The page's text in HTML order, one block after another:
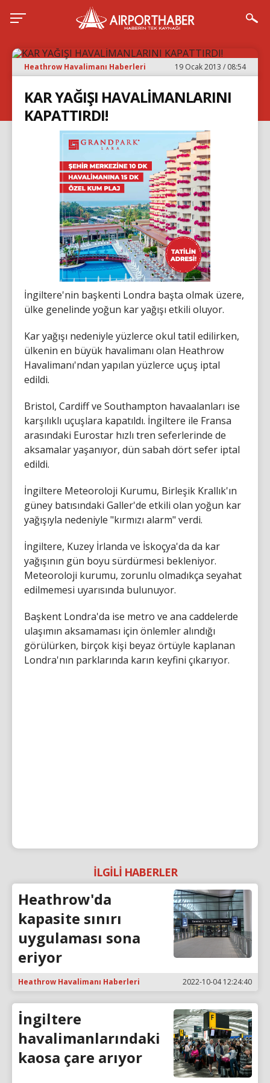
Heathrow Havalimanı Haberleri 19 Ocak 2013 / 08:54
KAR YAĞIŞI HAVALİMANLARINI
KAPATTIRDI!
İngiltere'nin başkenti Londra başta olmak üzere,
ülke genelinde yoğun kar yağışı etkili oluyor.
Kar yağışı nedeniyle yüzlerce okul tatil edilirken,
ülkenin en büyük havalimanı olan Heathrow
Havalimanı'ndan yapılan yüzlerce uçuş iptal
edildi.
Bristol, Cardiff ve Southampton havaalanları ise
karşılıklı uçuşlara kapatıldı. İngiltere ile Fransa
arasındaki Eurostar hızlı tren seferlerinde de
aksamalar yaşanıyor, dün sabah dört sefer iptal
edildi.
İngiltere Meteoroloji Kurumu, Birleşik Krallık'ın
güney batısındaki Galler'de etkili olan yoğun kar
yağışıyla nedeniyle "kırmızı alarm" verdi.
İngiltere, Kuzey İrlanda ve İskoçya'da da kar
yağışının gün boyu sürdürmesi bekleniyor.
Meteoroloji kurumu, zorunlu olmadıkça seyahat
edilmemesi uyarısında bulunuyor.
Başkent Londra'da ise metro ve ana caddelerde
ulaşımın aksamaması için önlemler alındığı
görülürken, birçok kişi beyaz örtüyle kaplanan
Londra'nın parklarında karın keyfini çıkarıyor.
İLGİLİ HABERLER
Heathrow'da
kapasite sınırı
uygulaması sona
eriyor
Heathrow Havalimanı Haberleri 2022-10-04 12:24:40
İngiltere
havalimanlarındaki
kaosa çare arıyor